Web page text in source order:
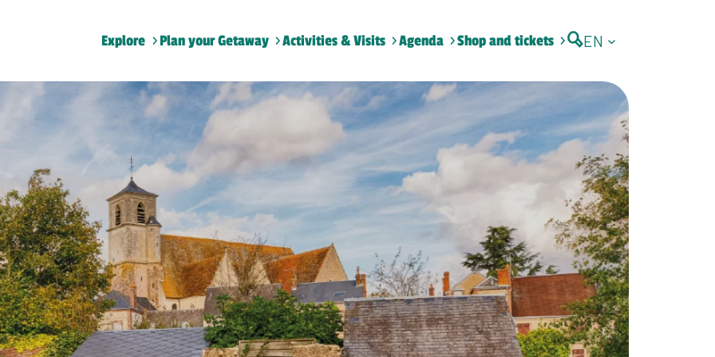
Explore Plan your Getaway Activities & Visits Agenda Shop and tickets EN